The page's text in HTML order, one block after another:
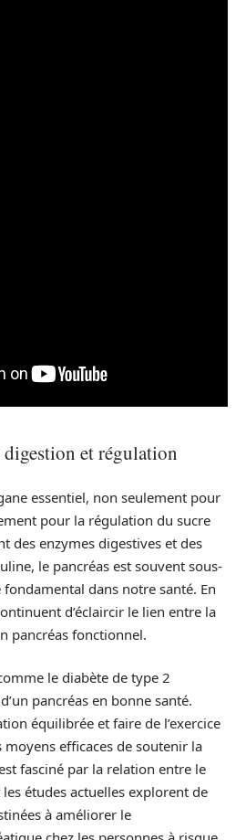
digestion et régulation
essentiel, non seulement pour
pour la régulation du sucre
des enzymes digestives et des
le pancréas est souvent sous-
dans notre santé. En
d’éclaircir le lien entre la
pancréas fonctionnel.
le diabète de type 2
pancréas en bonne santé.
équilibrée et faire de l’exercice
efficaces de soutenir la
fasciné par la relation entre le
études actuelles explorent de
à améliorer le